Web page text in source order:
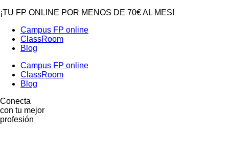
¡TU FP ONLINE POR MENOS DE 70€ AL MES!
Campus FP online
ClassRoom
Blog
Campus FP online
ClassRoom
Blog
Conecta
con tu mejor
profesión